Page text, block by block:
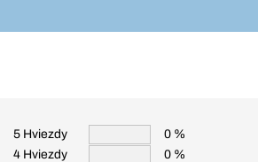
5 Hviezdy
0 %
4 Hviezdy
0 %